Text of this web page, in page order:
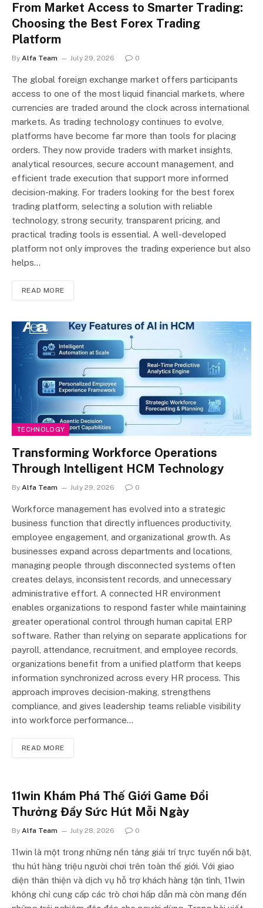
From Market Access to Smarter Trading:
Choosing the Best Forex Trading
Platform
By Alfa Team July 29, 2026 0
The global foreign exchange market offers participants
access to one of the most liquid financial markets, where
currencies are traded around the clock across international
markets. As trading technology continues to evolve,
platforms have become far more than tools for placing
orders. They now provide traders with market insights,
analytical resources, secure account management, and
efficient trade execution that support more informed
decision-making. For traders looking for the best forex
trading platform, selecting a solution with reliable
technology, strong security, transparent pricing, and
practical trading tools is essential. A well-developed
platform not only improves the trading experience but also
helps…
READ MORE
TECHNOLOGY
Transforming Workforce Operations
Through Intelligent HCM Technology
By Alfa Team July 29, 2026 0
Workforce management has evolved into a strategic
business function that directly influences productivity,
employee engagement, and organizational growth. As
businesses expand across departments and locations,
managing people through disconnected systems often
creates delays, inconsistent records, and unnecessary
administrative effort. A connected HR environment
enables organizations to respond faster while maintaining
greater operational control through human capital ERP
software. Rather than relying on separate applications for
payroll, attendance, recruitment, and employee records,
organizations benefit from a unified platform that keeps
information synchronized across every HR process. This
approach improves decision-making, strengthens
compliance, and gives leadership teams reliable visibility
into workforce performance…
READ MORE
11win Khám Phá Thế Giới Game Đổi
Thưởng Đầy Sức Hút Mỗi Ngày
By Alfa Team July 28, 2026 0
11win là một trong những nền tảng giải trí trực tuyến nổi bật,
thu hút hàng triệu người chơi trên toàn thế giới. Với giao
diện thân thiện và dịch vụ hỗ trợ khách hàng tận tình, 11win
không chỉ cung cấp các trò chơi hấp dẫn mà còn mang đến